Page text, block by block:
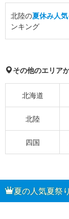
北陸の夏休み人
ンキング
その他のエリア
北海道
北陸
四国
夏の人気夏祭